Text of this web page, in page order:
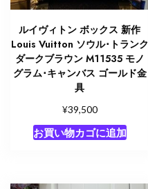
ルイヴィトン ボックス 新作
Louis Vuitton ソウル･トランク
ダークブラウン M11535 モノ
グラム･キャンバス ゴールド金
具
¥39,500
お買い物カゴに追加